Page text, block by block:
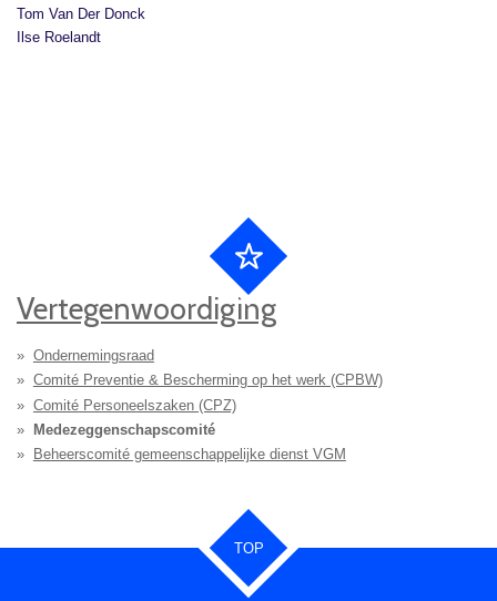
Tom Van Der Donck
Ilse Roelandt
Vertegenwoordiging
Ondernemingsraad
Comité Preventie & Bescherming op het werk (CPBW)
Comité Personeelszaken (CPZ)
Medezeggenschapscomité
Beheerscomité gemeenschappelijke dienst VGM
TOP